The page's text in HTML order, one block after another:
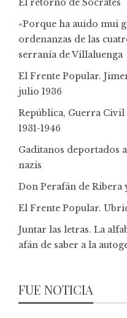
El retorno de Sócrates
«Porque ha auido mui
ordenanzas de las
serranía de Villaluenga
El Frente Popular.
julio 1936
República, Guerra
1931-1946
Gaditanos deportados
nazis
Don Perafán de Ribera
El Frente Popular.
Juntar las letras. La
afán de saber a la
FUE NOTICIA